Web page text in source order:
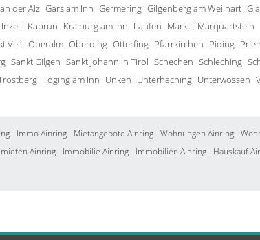
der Alz Gars am Inn Germering Gilgenberg am Weilhart
Inzell Kaprun Kraiburg am Inn Laufen Marktl Marquartstein
Veit Oberalm Oberding Otterfing Pfarrkirchen Piding Prien
Sankt Gilgen Sankt Johann in Tirol Schechen Schleching
Töging am Inn Unken Unterhaching Unterwössen
Immo Ainring Mietangebote Ainring Wohnungen Ainring
mieten Ainring Immobilie Ainring Immobilien Ainring
Hauskauf